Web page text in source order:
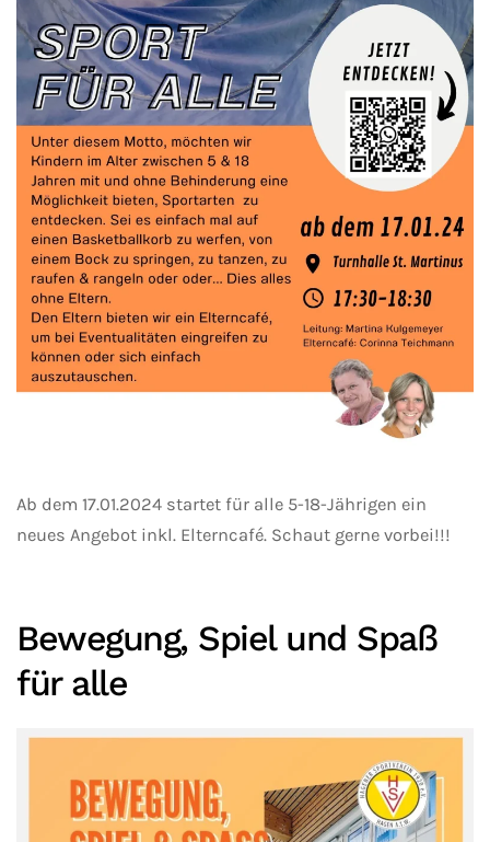
Ab dem 17.01.2024 startet für alle 5-18-Jährigen ein
neues Angebot inkl. Elterncafé. Schaut gerne vorbei!!!
Bewegung, Spiel und Spaß
für alle